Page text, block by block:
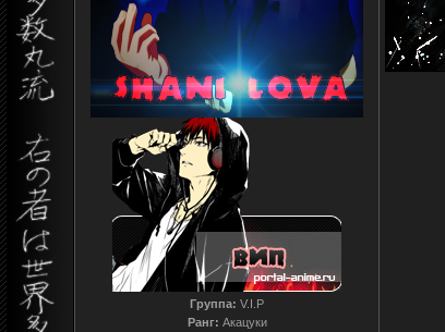
Группа: V.I.P
Ранг: Акацуки